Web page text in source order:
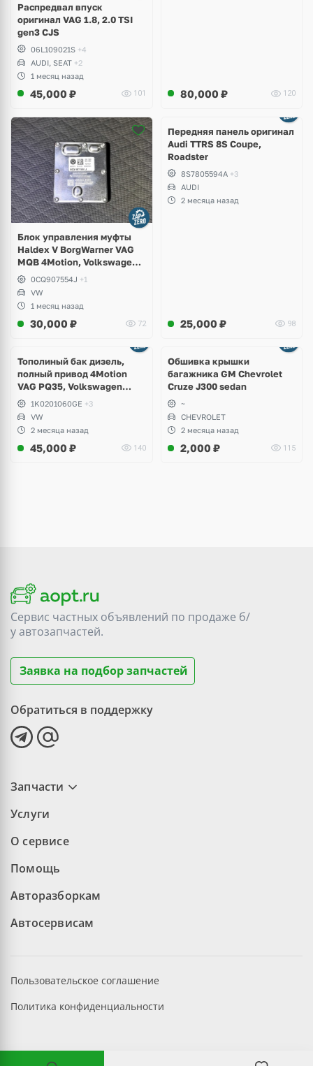
Распредвал впуск
оригинал VAG 1.8, 2.0 TSI
gen3 CJS
06L109021S +4
AUDI, SEAT +2
1 месяц назад
45,000 ₽ 101 80,000 ₽ 120
Блок управления муфты
Haldex V BorgWarner VAG
MQB 4Motion, Volkswagen
Tiguan
0CQ907554J +1
VW
1 месяц назад
30,000 ₽ 72
2 фото
Передняя панель оригинал
Audi TTRS 8S Coupe,
Roadster
8S7805594A +3
AUDI
2 месяца назад
25,000 ₽ 98
Тополиный бак дизель,
полный привод 4Motion
VAG PQ35, Volkswagen
Scirocco, Golf V, VI, Skoda
Yeti, Octavia A5, Superb,
Audi A3, Seat Altea
1K0201060GE +3
VW
2 месяца назад
45,000 ₽ 140
Обшивка крышки
багажника GM Chevrolet
Cruze J300 sedan
~
CHEVROLET
2 месяца назад
2,000 ₽ 115
Сервис частных объявлений по продаже б/
уавтозапчастей.
Заявка на подбор запчастей
Обратиться в поддержку
Запчасти
Услуги
О сервисе
Помощь
Авторазборкам
Автосервисам
©2026 aopt.ru — Все права защищены
Пользовательское соглашение
Политика конфиденциальности